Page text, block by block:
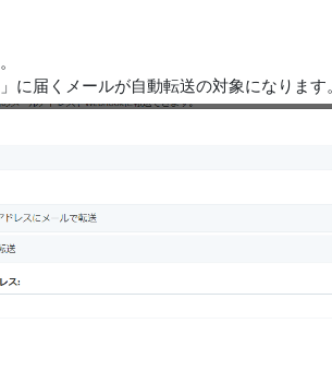
に届くメールが自動転送の対象になります